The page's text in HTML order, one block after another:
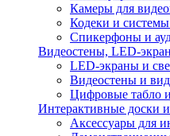
Камеры для
Кодеки и
Спикерфоны и
Видеостены, LED-
LED-экраны и
Видеостены и
Цифровые табло
Интерактивные доски
Аксессуары для